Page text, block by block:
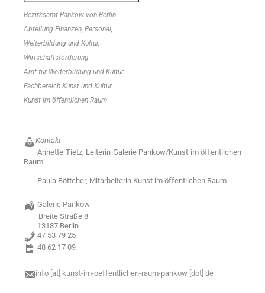
Bezirksamt Pankow von Berlin
Abteilung Finanzen, Personal,
Weiterbildung und Kultur,
Wirtschaftsförderung
Amt für Weiterbildung und Kultur
Fachbereich Kunst und Kultur
Kunst im öffentlichen Raum
Kontakt
Annette Tietz, Leiterin Galerie Pankow/Kunst im öffentlichen
Raum
Paula Böttcher, Mitarbeiterin Kunst im öffentlichen Raum
Galerie Pankow
Breite Straße 8
13187 Berlin
47 53 79 25
48 62 17 09
info [at] kunst-im-oeffentlichen-raum-pankow [dot] de